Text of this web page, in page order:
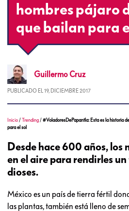
hombres pájaro
que bailan para
Guillermo Cruz
PUBLICADO EL 19, DICIEMBRE 2017
Inicio /Trending /#VoladoresDePapantla: Esta es la historia
para el sol
Desde hace 600 años, los
en el aire para rendirles
dioses.
México es un país de tierra fértil
las plantas, también está lleno de